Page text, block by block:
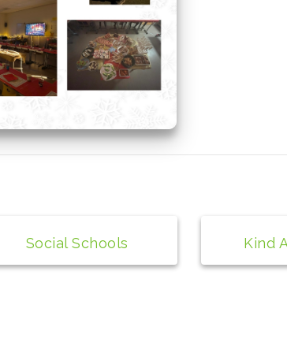
Social Schools Kind